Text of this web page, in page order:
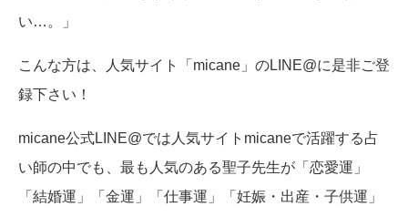
い…。」
こんな方は、人気サイト「micane」のLINE@に是非ご登
録下さい！
micane公式LINE@では人気サイトmicaneで活躍する占
い師の中でも、最も人気のある聖子先生が「恋愛運」
「結婚運」「金運」「仕事運」「妊娠・出産・子供運」